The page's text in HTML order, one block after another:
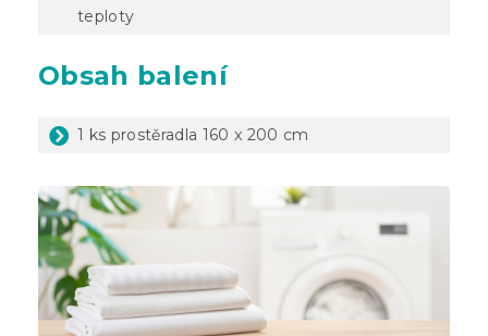
teploty
Obsah balení
1 ks prostěradla 160 x 200 cm